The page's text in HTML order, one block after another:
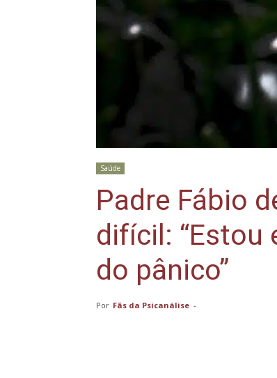
Saúde
Padre Fábio
difícil: “Estou
do pânico”
Por Fãs da Psicanálise -